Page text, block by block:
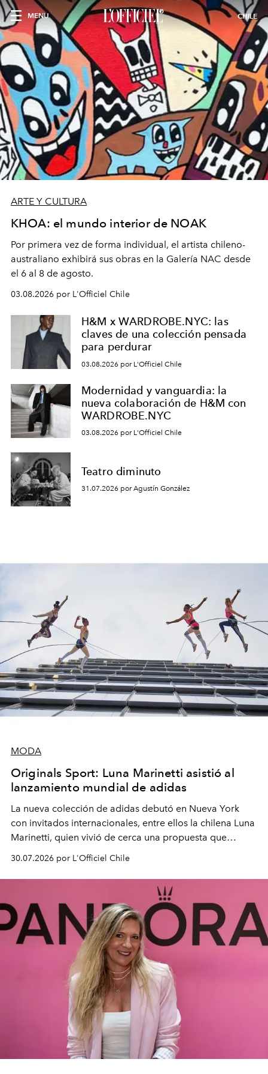
MENU CHILE
ARTE Y CULTURA
KHOA: el mundo interior de NOAK
Por primera vez de forma individual, el artista chileno-
australiano exhibirá sus obras en la Galería NAC desde
el 6 al 8 de agosto.
03.08.2026 por L'Officiel Chile
H&M x WARDROBE.NYC: las
claves de una colección pensada
para perdurar
03.08.2026 por L'Officiel Chile
Modernidad y vanguardia: la
nueva colaboración de H&M con
WARDROBE.NYC
03.08.2026 por L'Officiel Chile
Teatro diminuto
31.07.2026 por Agustín González
MODA
Originals Sport: Luna Marinetti asistió al
lanzamiento mundial de adidas
La nueva colección de adidas debutó en Nueva York
con invitados internacionales, entre ellos la chilena Luna
Marinetti, quien vivió de cerca una propuesta que
fusiona moda y rendimiento.
30.07.2026 por L'Officiel Chile